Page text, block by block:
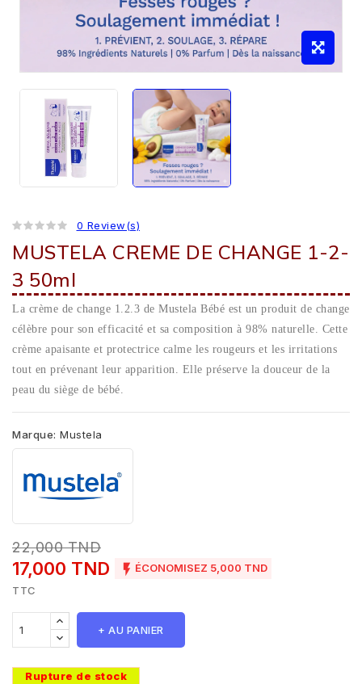
0 Review(s)
MUSTELA CREME DE CHANGE 1-2-
3 50ml
La crème de change 1.2.3 de Mustela Bébé est un produit de change
célèbre pour son efficacité et sa composition à 98% naturelle. Cette
crème apaisante et protectrice calme les rougeurs et les irritations
tout en prévenant leur apparition. Elle préserve la douceur de la
peau du siège de bébé.
Marque: Mustela
22,000 TND
17,000 TND  ÉCONOMISEZ 5,000 TND
TTC
+ AU PANIER
Rupture de stock